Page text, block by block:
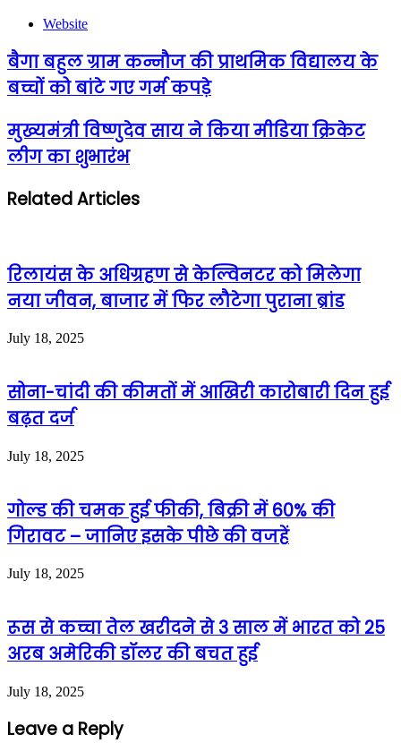
Website
बैगा बहुल ग्राम कन्नौज की प्राथमिक विद्यालय के
बच्चों को बांटे गए गर्म कपड़े
मुख्यमंत्री विष्णुदेव साय ने किया मीडिया क्रिकेट
लीग का शुभारंभ
Related Articles
रिलायंस के अधिग्रहण से केल्विनटर को मिलेगा
नया जीवन, बाजार में फिर लौटेगा पुराना ब्रांड
July 18, 2025
सोना-चांदी की कीमतों में आखिरी कारोबारी दिन हुई
बढ़त दर्ज
July 18, 2025
गोल्ड की चमक हुई फीकी, बिक्री में 60% की
गिरावट – जानिए इसके पीछे की वजहें
July 18, 2025
रूस से कच्चा तेल खरीदने से 3 साल में भारत को 25
अरब अमेरिकी डॉलर की बचत हुई
July 18, 2025
Leave a Reply